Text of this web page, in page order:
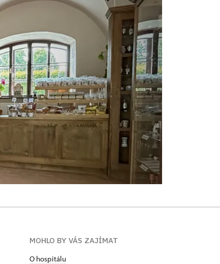
MOHLO BY VÁS ZAJÍMAT
O hospitálu